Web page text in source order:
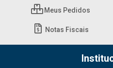
Meus Pedidos
Notas Fiscais